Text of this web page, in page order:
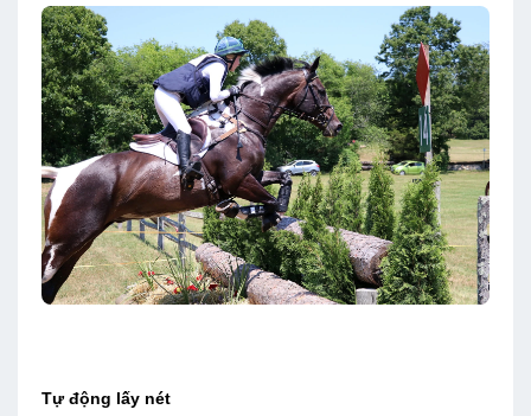
Tự động lấy nét